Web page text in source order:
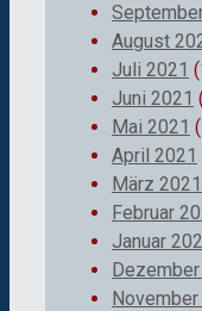
August
Juli 2021
Juni 2021
Mai 2021
April 2021
März 2021
Februar
Januar